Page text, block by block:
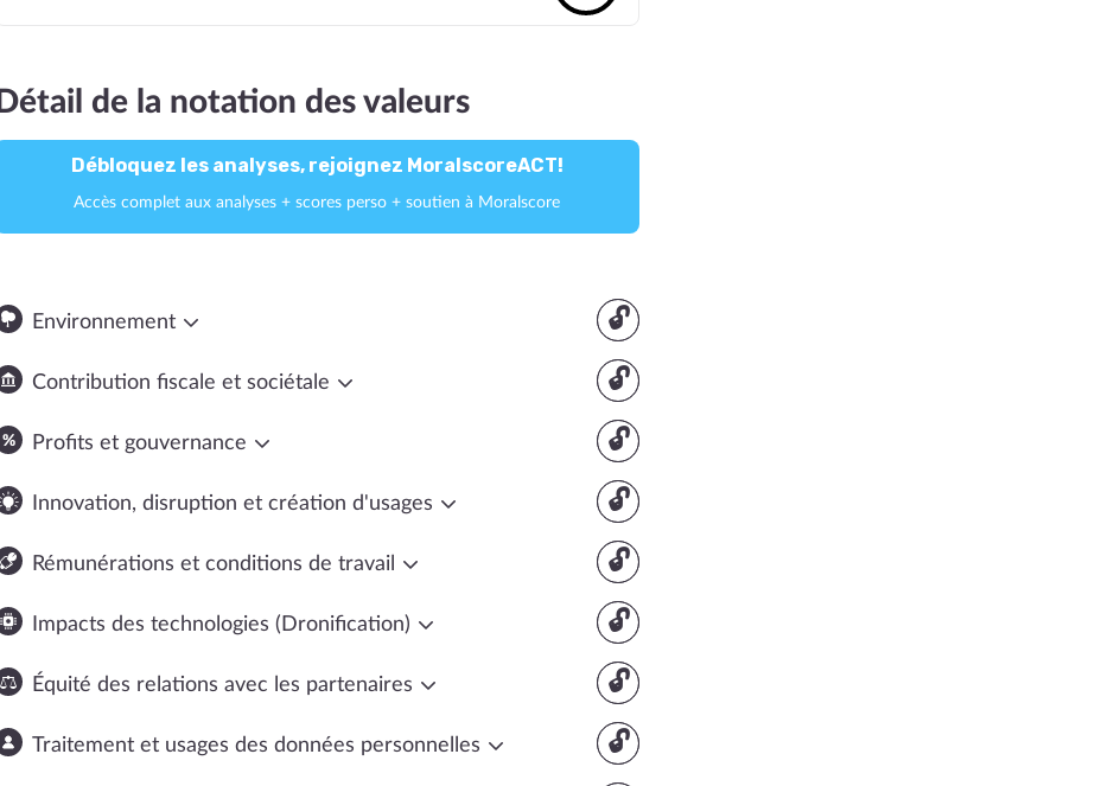
Détail de la notation des valeurs
Débloquez les analyses, rejoignez MoralscoreACT!
Accès complet aux analyses + scores perso + soutien à Moralscore
🔓
Environnement
🔓
Contribution fiscale et sociétale
🔓
Profits et gouvernance
🔓
Innovation, disruption et création d'usages
🔓
Rémunérations et conditions de travail
🔓
Impacts des technologies (Dronification)
🔓
Équité des relations avec les partenaires
🔓
Traitement et usages des données personnelles